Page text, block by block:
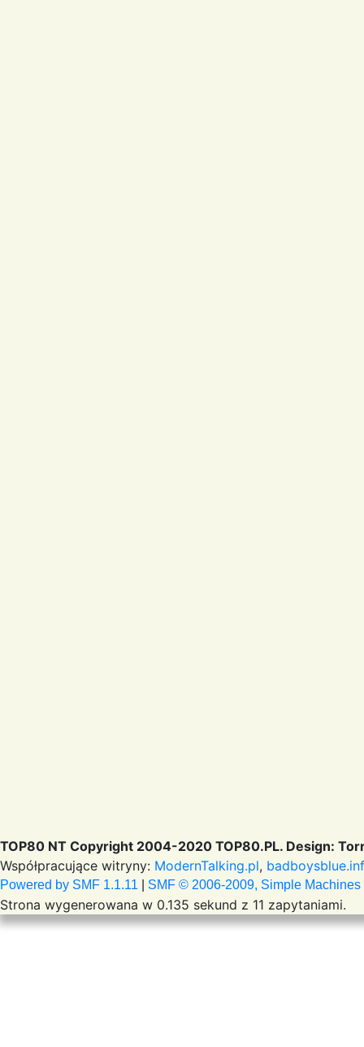
TOP80 NT Copyright 2004-2020 TOP80.PL. Design:
Współpracujące witryny: ModernTalking.pl,
Powered by SMF 1.1.11 SMF © 2006-2009, Simple Machines
Strona wygenerowana w 0.135 sekund z 11 zapytaniami.